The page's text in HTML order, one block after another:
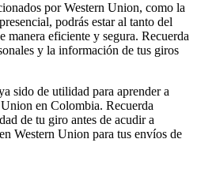
por Western Union, como la
podrás estar al tanto del
manera eficiente y segura. Recuerda
y la información de tus giros
sido de utilidad para aprender a
en Colombia. Recuerda
de tu giro antes de acudir a
Western Union para tus envíos de